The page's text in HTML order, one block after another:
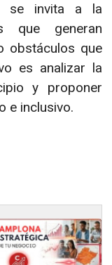
se invita a la
que generan
obstáculos que
es analizar la
y proponer
e inclusivo.